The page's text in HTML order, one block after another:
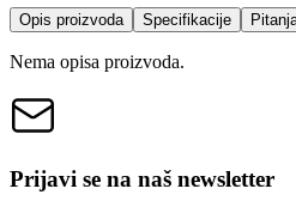
Opis proizvoda Specifikacije
Nema opisa proizvoda.
Prijavi se na naš newsletter